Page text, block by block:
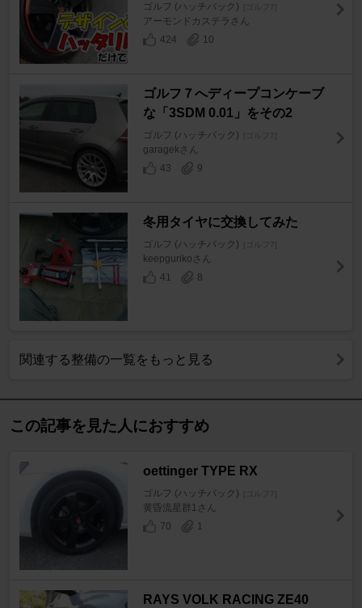
ゴルフ (ハッチバック) [ゴルフ7]
アーモンドカステラさん
424
10
ゴルフ７へディープコンケーブ
な「3SDM 0.01」をその2
ゴルフ (ハッチバック) [ゴルフ7]
garagekさん
43
9
冬用タイヤに交換してみた
ゴルフ (ハッチバック) [ゴルフ7]
keepgurikoさん
41
8
関連する整備の一覧をもっと見る
この記事を見た人におすすめ
oettinger TYPE RX
ゴルフ (ハッチバック) [ゴルフ7]
黄昏流星群1さん
70
1
RAYS VOLK RACING ZE40